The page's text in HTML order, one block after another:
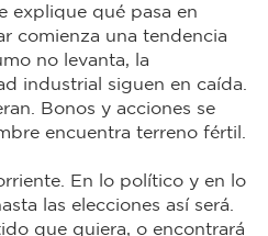
explique qué pasa en
comienza una tendencia
no levanta, la
industrial siguen en caída.
Bonos y acciones se
encuentra terreno fértil.
En lo político y en lo
las elecciones así será.
que quiera, o encontrará